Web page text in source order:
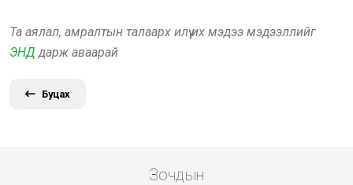
Та аялал, амралтын талаарх илүү их мэдээ мэдээллийг
ЭНД дарж аваарай
Буцах
Зочдын